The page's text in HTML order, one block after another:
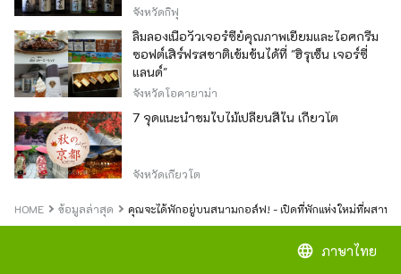
จังหวัดกิฟุ
ลิ้มลองเนื้อวัวเจอร์ซีย์คุณภาพเยี่ยมและไอศกรีม
ซอฟต์เสิร์ฟรสชาติเข้มข้นได้ที่ "ฮิรุเซ็น เจอร์ซี่
แลนด์"
จังหวัดโอคายาม่า
7 จุดแนะนำชมใบไม้เปลี่ยนสีใน เกียวโต
จังหวัดเกียวโต
HOME ข้อมูลล่าสุด คุณจะได้พักอยู่บนสนามกอล์ฟ! - เปิดที่พักแห่งใหม่ที่ผสานกั
language ภาษาไทย